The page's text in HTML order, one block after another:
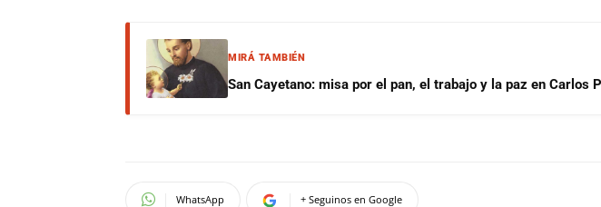
MIRÁ TAMBIÉN
San Cayetano: misa por el pan, el trabajo y la paz en Carlos
WhatsApp + Seguinos en Google